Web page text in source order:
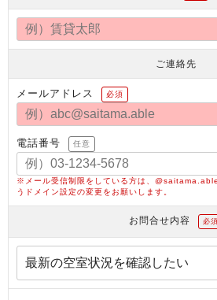
ご連絡先
メールアドレス 必須
電話番号 任意
※メール受信制限をしている方は、
うドメイン設定の変更をお願いします。
お問合せ内容 必須